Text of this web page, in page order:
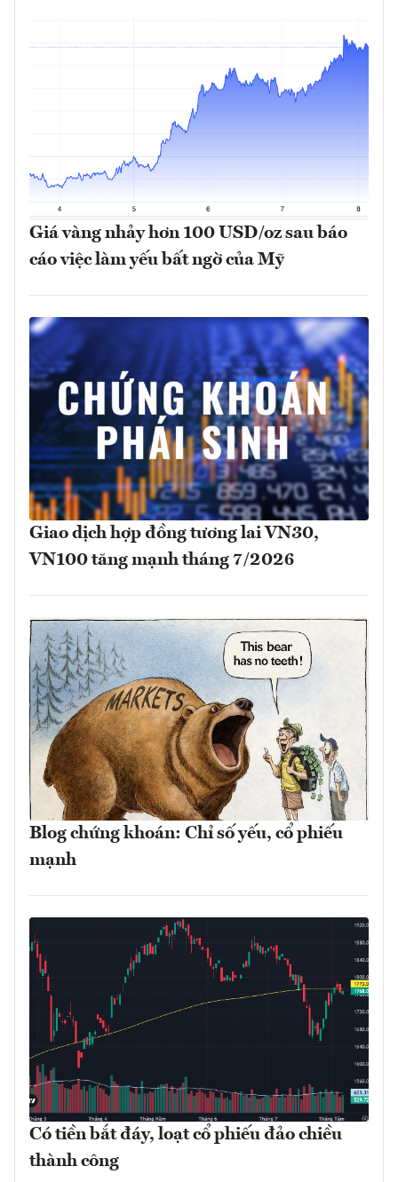
Giá vàng nhảy hơn 100 USD/oz sau báo
cáo việc làm yếu bất ngờ của Mỹ
Giao dịch hợp đồng tương lai VN30,
VN100 tăng mạnh tháng 7/2026
Blog chứng khoán: Chỉ số yếu, cổ phiếu
mạnh
Có tiền bắt đáy, loạt cổ phiếu đảo chiều
thành công